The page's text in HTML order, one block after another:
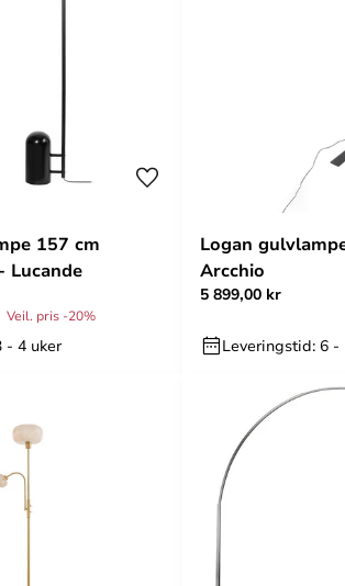
157 cm
Lucande
Veil. pris -20%
- 4 uker
Logan
Arcchio
5 899,00 kr
Leveringstid: 6 -